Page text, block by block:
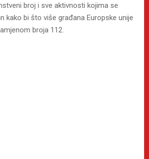
broj i sve aktivnosti kojima se
kako bi što više građana Europske unije
broja 112.